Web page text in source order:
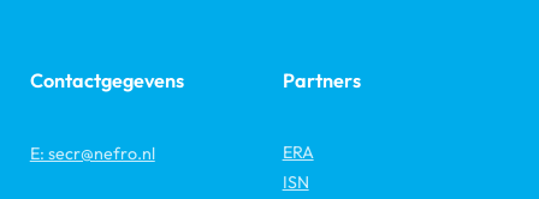
Contactgegevens
E: secr@nefro.nl
Partners
ERA
ISN